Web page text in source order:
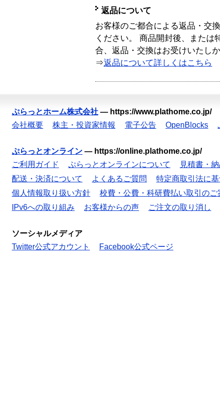
返品について
お客様のご都合による返品・交
ください。 商品開封後、または
合、返品・交換はお受けいたし
⇒返品について詳しくはこちら
ぷらっとホーム株式会社 — https://www.plathome.co.jp/
会社概要
株主・投資家情報 電子公告 OpenBlocks
ぷらっとオンライン — https://online.plathome.co.jp/
ご利用ガイド
ぷらっとオンラインについて
見積書・
配送・決済について
よくあるご質問
特定商取引法に
個人情報取り扱い方針
校費・公費・科研費払い取引のご
IPv6への取り組み
お客様からの声 ご注文の取り消し
ソーシャルメディア
Twitter公式アカウント
Facebook公式ページ